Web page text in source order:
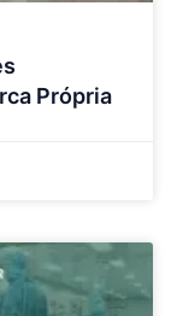
Própria